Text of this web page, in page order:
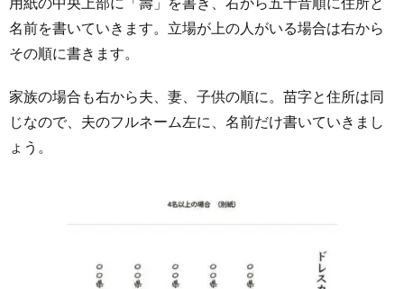
用紙の中央上部に「壽」を書き、右から五十音順に住所と
名前を書いていきます。立場が上の人がいる場合は右から
その順に書きます。
家族の場合も右から夫、妻、子供の順に。苗字と住所は同
じなので、夫のフルネーム左に、名前だけ書いていきまし
ょう。